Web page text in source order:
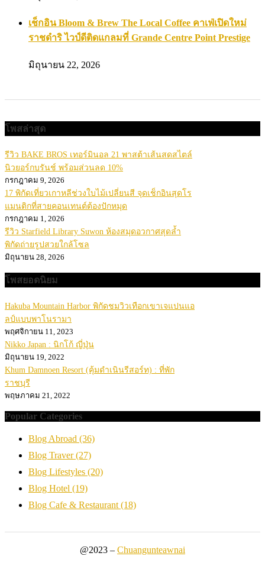
เช็กอิน Bloom & Brew The Local Coffee คาเฟ่เปิดใหม่
ราชดำริ ไวป์ดีติดแกลมที่ Grande Centre Point Prestige
มิถุนายน 22, 2026
โพสล่าสุด
รีวิว BAKE BROS เทอร์มินอล 21 พาสต้าเส้นสดสไตล์
นิวยอร์กบรันช์ พร้อมส่วนลด 10%
กรกฎาคม 9, 2026
17 พิกัดเที่ยวเกาหลีช่วงใบไม้เปลี่ยนสี จุดเช็กอินสุดโร
แมนติกที่สายคอนเทนต์ต้องปักหมุด
กรกฎาคม 1, 2026
รีวิว Starfield Library Suwon ห้องสมุดอวกาศสุดล้ำ
พิกัดถ่ายรูปสวยใกล้โซล
มิถุนายน 28, 2026
โพสยอดนิยม
Hakuba Mountain Harbor พิกัดชมวิวเทือกเขาเจแปนแอ
ลป์แบบพาโนรามา
พฤศจิกายน 11, 2023
Nikko Japan : นิกโก้ ญี่ปุ่น
มิถุนายน 19, 2022
Khum Damnoen Resort (คุ้มดำเนินรีสอร์ท) : ที่พัก
ราชบุรี
พฤษภาคม 21, 2022
Popular Categories
Blog Abroad (36)
Blog Traver(27)
Blog Lifestyles (20)
Blog Hotel (19)
Blog Cafe & Restaurant (18)
@2023 – Chuangunteawnai